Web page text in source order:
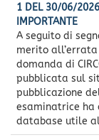
1 DEL 30/06/
IMPORTANTE
A seguito di
merito
domanda di
pubblicata sul
pubblicazione
esaminatrice ha
database utile